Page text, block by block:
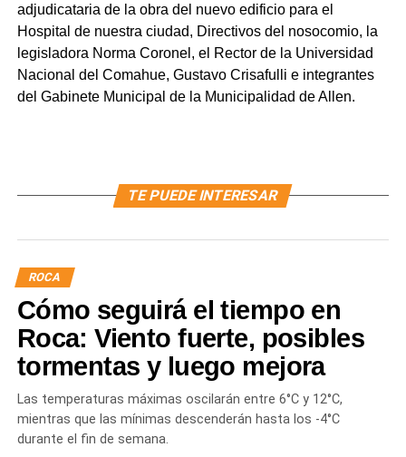
adjudicataria de la obra del nuevo edificio para el
Hospital de nuestra ciudad, Directivos del nosocomio, la
legisladora Norma Coronel, el Rector de la Universidad
Nacional del Comahue, Gustavo Crisafulli e integrantes
del Gabinete Municipal de la Municipalidad de Allen.
TE PUEDE INTERESAR
ROCA
Cómo seguirá el tiempo en
Roca: Viento fuerte, posibles
tormentas y luego mejora
Las temperaturas máximas oscilarán entre 6°C y 12°C,
mientras que las mínimas descenderán hasta los -4°C
durante el fin de semana.